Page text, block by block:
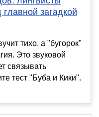
загадкой
тихо, а "бугорок"
Это звуковой
связывать
тест "Буба и Кики".